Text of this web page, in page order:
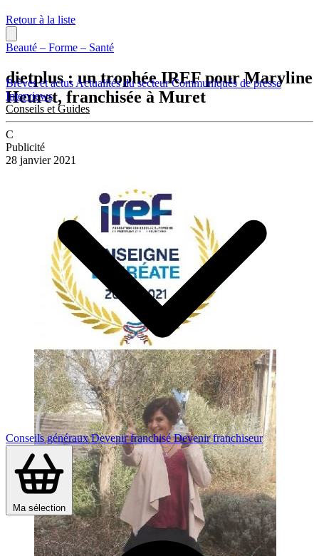
Brèves et actus Actualités du secteurCommuniqués de presse
Interviews
Conseils et Guides
Conseils générauxDevenir franchiséDevenir franchiseur
Ma sélection
Retour à la liste
Beauté – Forme – Santé
dietplus : un trophée IREF pour Maryline
Heuret, franchisée à Muret
C
Publicité
28 janvier 2021